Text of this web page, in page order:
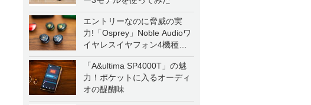
エントリーなのに脅威の実
力!「Osprey」Noble Audioワ
イヤレスイヤフォン4機種を
一気に聴く
「A&ultima SP4000T」の魅
力！ポケットに入るオーディ
オの醍醐味